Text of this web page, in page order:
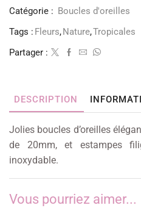
Catégorie : Boucles d'oreilles
Tags : Fleurs,Nature,Tropicales
Partager :
DESCRIPTION
Jolies boucles d’oreilles
de 20mm, et estampes
inoxydable.
Vous pourriez aimer...